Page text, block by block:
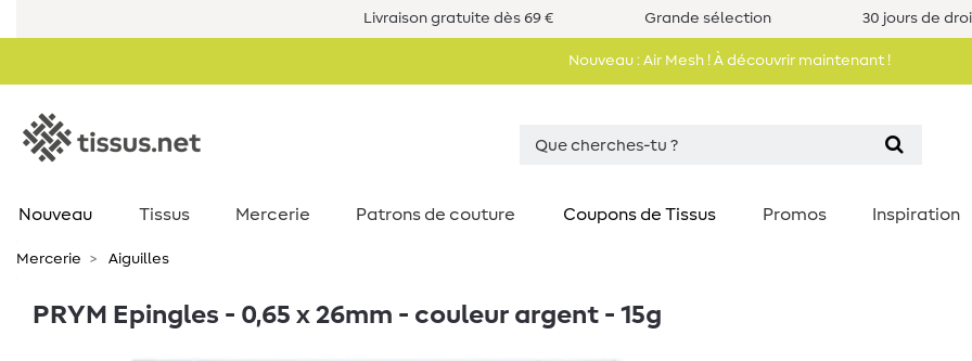
Livraison gratuite dès 69 € Grande sélection 30 jours de
Nouveau : Air Mesh ! À découvrir maintenant !
Nouveau Tissus Mercerie Patrons de couture Coupons de Tissus Promos Inspiration
Mercerie Aiguilles
PRYM Epingles - 0,65 x 26mm - couleur argent - 15g